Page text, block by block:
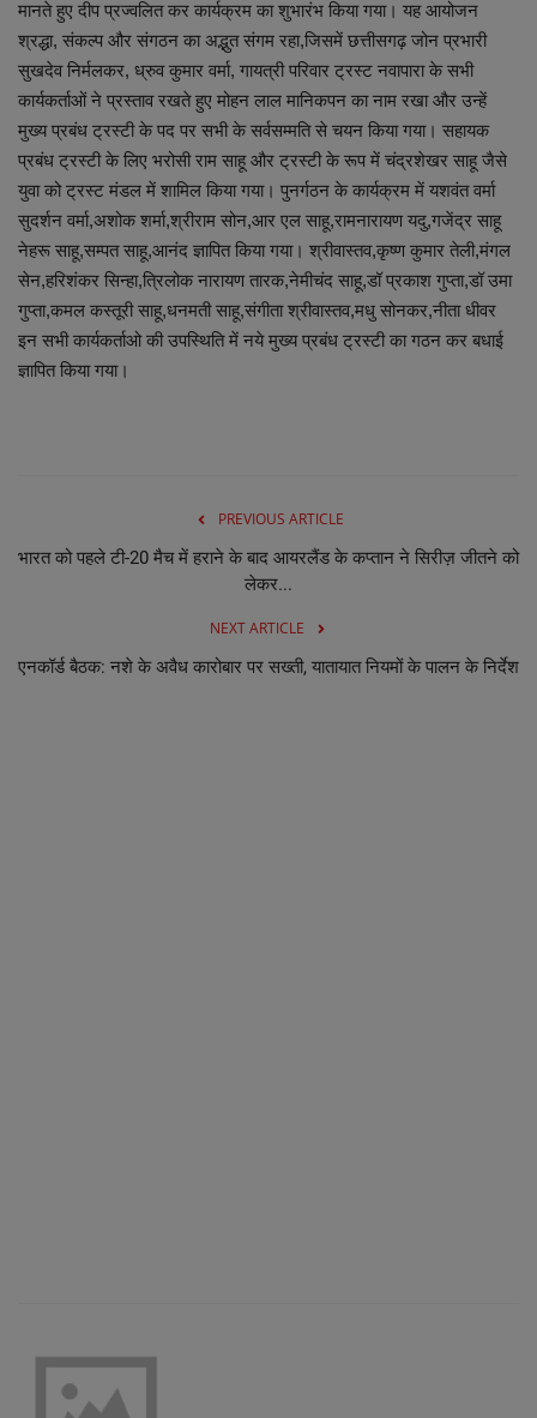
व्यापार
शिक्षा एवं रोजगार
धर्म एवं ज्योतिष
मानते हुए दीप प्रज्वलित कर कार्यक्रम का शुभारंभ किया गया। यह आयोजन
श्रद्धा, संकल्प और संगठन का अद्भुत संगम रहा,जिसमें छत्तीसगढ़ जोन प्रभारी
सुखदेव निर्मलकर, ध्रुव कुमार वर्मा, गायत्री परिवार ट्रस्ट नवापारा के सभी
कार्यकर्ताओं ने प्रस्ताव रखते हुए मोहन लाल मानिकपन का नाम रखा और उन्हें
मुख्य प्रबंध ट्रस्टी के पद पर सभी के सर्वसम्मति से चयन किया गया। सहायक
प्रबंध ट्रस्टी के लिए भरोसी राम साहू और ट्रस्टी के रूप में चंद्रशेखर साहू जैसे
युवा को ट्रस्ट मंडल में शामिल किया गया। पुनर्गठन के कार्यक्रम में यशवंत वर्मा
सुदर्शन वर्मा,अशोक शर्मा,श्रीराम सोन,आर एल साहू,रामनारायण यदु,गजेंद्र साहू
नेहरू साहू,सम्पत साहू,आनंद ज्ञापित किया गया। श्रीवास्तव,कृष्ण कुमार तेली,मंगल
सेन,हरिशंकर सिन्हा,त्रिलोक नारायण तारक,नेमीचंद साहू,डॉ प्रकाश गुप्ता,डॉ उमा
गुप्ता,कमल कस्तूरी साहू,धनमती साहू,संगीता श्रीवास्तव,मधु सोनकर,नीता धीवर
इन सभी कार्यकर्ताओ की उपस्थिति में नये मुख्य प्रबंध ट्रस्टी का गठन कर बधाई
ज्ञापित किया गया।
PREVIOUS ARTICLE
भारत को पहले टी-20 मैच में हराने के बाद आयरलैंड के कप्तान ने सिरीज़ जीतने को
लेकर...
NEXT ARTICLE
एनकॉर्ड बैठक: नशे के अवैध कारोबार पर सख्ती, यातायात नियमों के पालन के निर्देश